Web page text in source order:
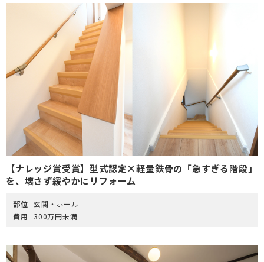
【ナレッジ賞受賞】型式認定×軽量鉄骨の「急すぎる階段」
を、壊さず緩やかにリフォーム
部位 玄関・ホール
費用
300万円未満